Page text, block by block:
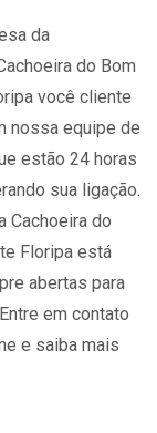
da
do Bom
você cliente
nossa equipe de
estão 24 horas
sua ligação.
Cachoeira do
Floripa está
abertas para
em contato
e saiba mais